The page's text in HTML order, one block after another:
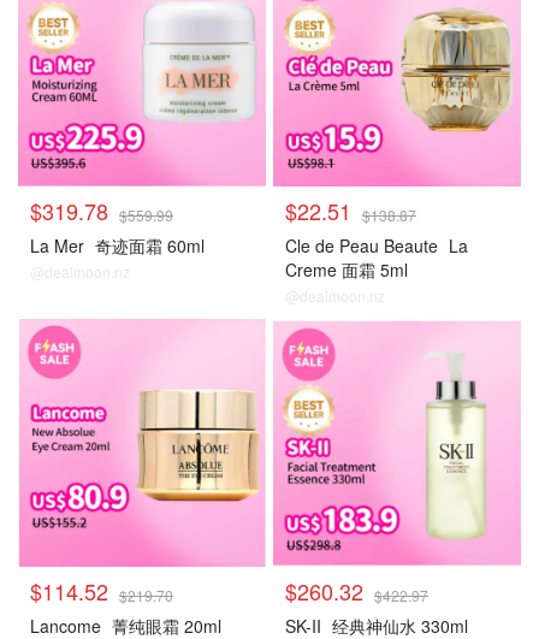
$319.78 $559.99
La Mer 奇迹面霜 60ml
@dealmoon.nz
$22.51 $138.87
Cle de Peau Beaute La
Creme 面霜 5ml
@dealmoon.nz
大牌秒杀
$114.52 $219.70
Lancome 菁纯眼霜 20ml
大牌秒杀
$260.32 $422.97
SK-II 经典神仙水 330ml